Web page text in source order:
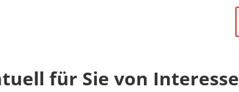
für Sie von Interesse